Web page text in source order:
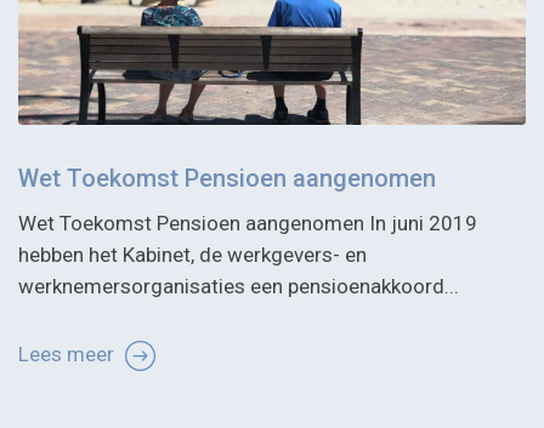
Wet Toekomst Pensioen aangenomen
Wet Toekomst Pensioen aangenomen In juni 2019
hebben het Kabinet, de werkgevers- en
werknemersorganisaties een pensioenakkoord...
Lees meer